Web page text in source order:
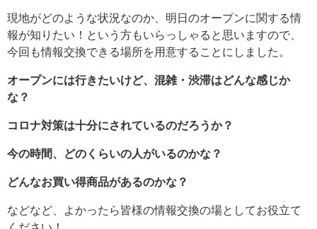
現地がどのような状況なのか、明日のオープンに関する情
報が知りたい！という方もいらっしゃると思いますので、
今回も情報交換できる場所を用意することにしました。
オープンには行きたいけど、混雑・渋滞はどんな感じか
な？
コロナ対策は十分にされているのだろうか？
今の時間、どのくらいの人がいるのかな？
どんなお買い得商品があるのかな？
などなど、よかったら皆様の情報交換の場としてお役立て